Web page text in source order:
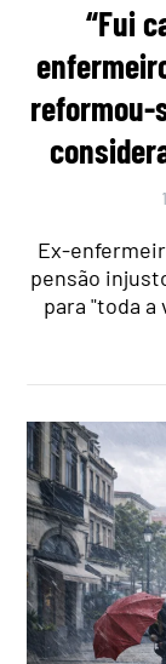
“Fui
reformou-
Ex-
pensão
para "toda